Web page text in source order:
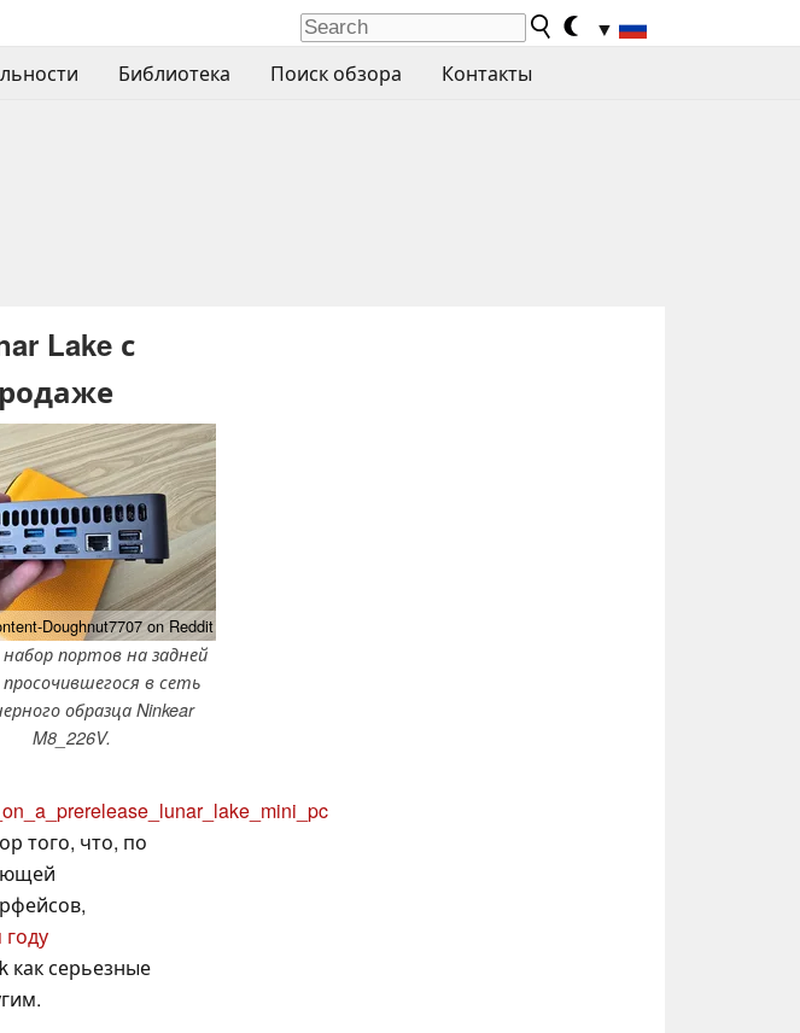
▼
Библиотека Поиск обзора Контакты
Lake с
Doughnut7707 on Reddit
портов на задней
в сеть
образца Ninkear
M8_226V.
того, что, по
как серьезные